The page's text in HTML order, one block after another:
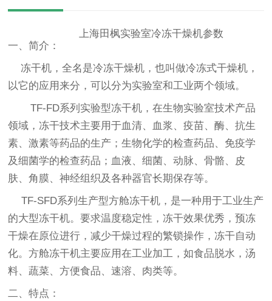
上海田枫实验室冷冻干燥机参数
一、简介：
冻干机 ，全名是冷冻干燥机 ，也叫做冷冻式干燥机 ，
以它的应用来分，可以分为实验室和工业两个领域。
TF- FD系列 实验型冻干机 ，在生物实验室技术产品
领域，冻干技术主要用于血清、血浆、疫苗、酶、抗生
素、激素等药品的生产；生物化学的检查药品、免疫学
及细菌学的检查药品；血液、细菌、动脉、骨骼、皮
肤、角膜、神经组织及各种器官长期保存等。
TF-SFD系列生产型方舱冻干机 ，是一种用于工业生产
的大型冻干机。要求温度稳定性，冻干效果优秀，预冻
干燥在原位进行，减少干燥过程的繁锁操作，冻干自动
化。方舱冻干机主要应用在工业加工，如食品脱水，汤
料、蔬菜、方便食品、速溶、肉类等。
二、特点：